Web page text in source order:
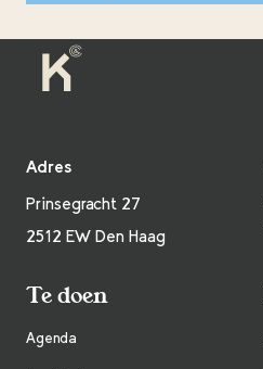
Adres
Prinsegracht 27
2512 EW Den Haag
Te doen
Agenda